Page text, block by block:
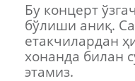
Бу концерт
бўлиши аниқ.
етакчилардан
хонанда билан
этамиз.